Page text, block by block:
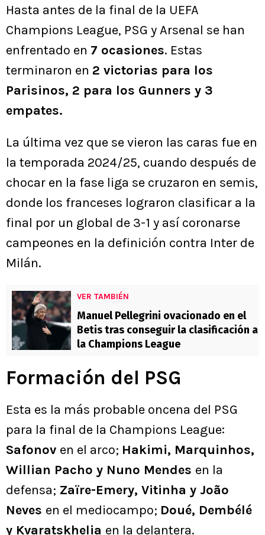
Hasta antes de la final de la UEFA
Champions League, PSG y Arsenal se han
enfrentado en 7 ocasiones. Estas
terminaron en 2 victorias para los
Parisinos, 2 para los Gunners y 3
empates.
La última vez que se vieron las caras fue en
la temporada 2024/25, cuando después de
chocar en la fase liga se cruzaron en semis,
donde los franceses lograron clasificar a la
final por un global de 3-1 y así coronarse
campeones en la definición contra Inter de
Milán.
VER TAMBIÉN
Manuel Pellegrini ovacionado en el
Betis tras conseguir la clasificación a
la Champions League
Formación del PSG
Esta es la más probable oncena del PSG
para la final de la Champions League:
Safonov en el arco; Hakimi, Marquinhos,
Willian Pacho y Nuno Mendes en la
defensa; Zaïre-Emery, Vitinha y João
Neves en el mediocampo; Doué, Dembélé
y Kvaratskhelia en la delantera.